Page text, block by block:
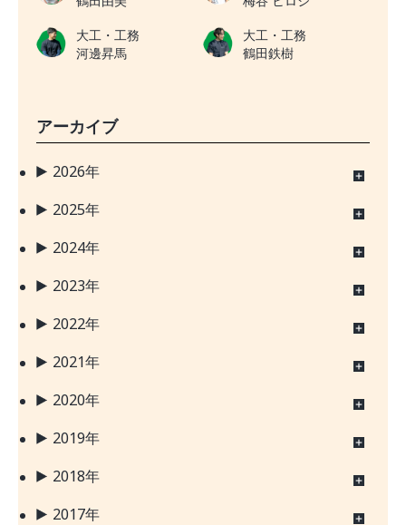
大工・工務
河邊昇馬
大工・工務
鶴田鉄樹
アーカイブ
2026年
2025年
2024年
2023年
2022年
2021年
2020年
2019年
2018年
2017年